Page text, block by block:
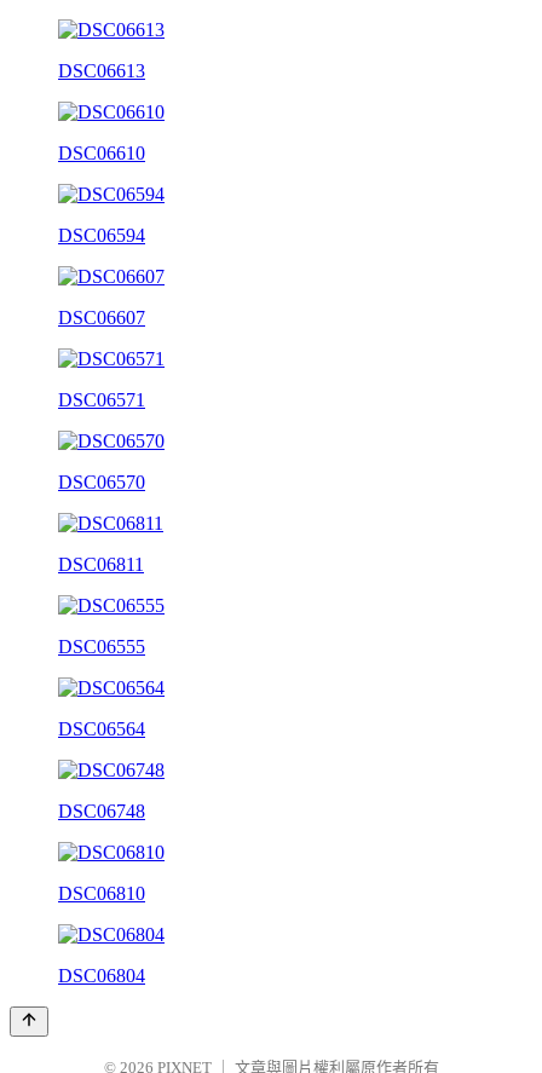
DSC06613
DSC06610
DSC06594
DSC06607
DSC06571
DSC06570
DSC06811
DSC06555
DSC06564
DSC06748
DSC06810
DSC06804
© 2026 PIXNET 文章與圖片權利屬原作者所有